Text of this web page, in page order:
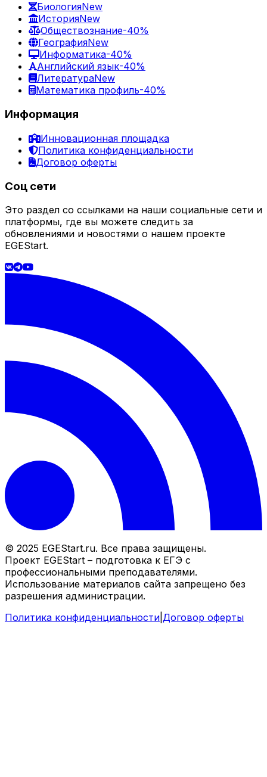
БиологияNew
ИсторияNew
Обществознание-40%
ГеографияNew
Информатика-40%
Английский язык-40%
ЛитератураNew
Математика профиль-40%
Информация
Инновационная площадка
Политика конфиденциальности
Договор оферты
Соц сети
Это раздел со ссылками на наши социальные сети и
платформы, где вы можете следить за
обновлениями и новостями о нашем проекте
EGEStart.
© 2025 EGEStart.ru. Все права защищены.
Проект EGEStart – подготовка к ЕГЭ с
профессиональными преподавателями.
Использование материалов сайта запрещено без
разрешения администрации.
Политика конфиденциальности Договор оферты